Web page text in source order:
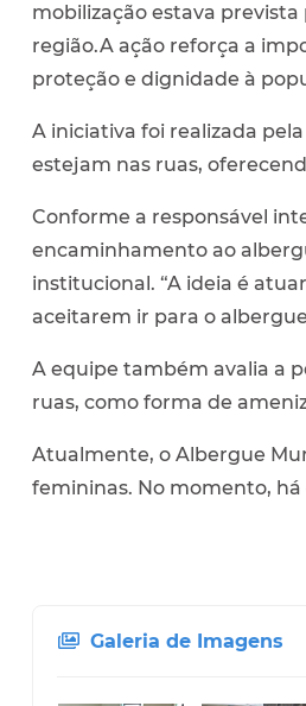
mobilização estava
região.A ação reforça a
proteção e dignidade à
A iniciativa foi realizada
estejam nas ruas,
Conforme a responsável
encaminhamento ao
institucional. “A ideia é
aceitarem ir para o
A equipe também avalia a
ruas, como forma de
Atualmente, o Albergue
femininas. No momento,
Galeria de Imagens